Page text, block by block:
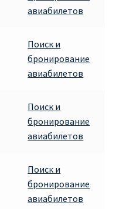
ЦЕНЫ |
ОНЛАЙН
авиабилетов
Поиск и
бронирование
авиабилетов
Поиск и
бронирование
авиабилетов
Поиск и
бронирование
авиабилетов